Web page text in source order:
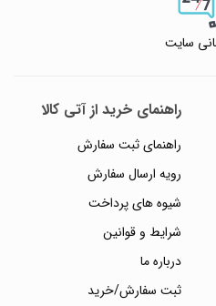
سایت
راهنمای خرید از آتی کالا
راهنمای ثبت سفارش
رویه ارسال سفارش
شیوه های پرداخت
شرایط و قوانین
درباره ما
ثبت سفارش/خرید